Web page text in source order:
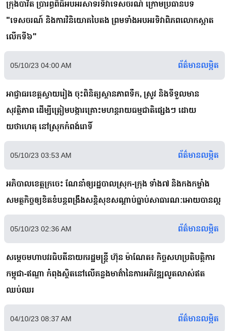
ក្រុងបាវិត ប្រារព្ធពិធីអបអរសាទរទិវាទេសចរណ៍ ក្រោមប្រធានបទ
"ទេសចរណ៍ និងការវិនិយោគបៃតង ព្រមទាំងអបអរទិវាពិភពលោកស្អាត
លើកទី៦"
05/10/23 04:00 AM ព័ត៌មានលម្អិត
អាជ្ញាធរខេត្តស្វាយរៀង ចុះពិនិត្យស្ថានភាពទឹក, ស្រូវ និងទីទួលមាន
សុវត្ថិភាព ដើម្បីត្រៀមបង្ការគ្រោះមហន្តរាយធម្មជាតិផ្សេងៗ ដោយ
យថាហេតុ នៅស្រុកកំពង់រោទិ៍
05/10/23 03:53 AM ព័ត៌មានលម្អិត
អភិបាលខេត្តក្រចេះ ណែនាំឲ្យរដ្ឋបាលស្រុក-ក្រុង ទាំង៧ និងកងកម្លាំង
សមត្ថកិច្ចឲ្យខិតខំបន្តពង្រឹងសន្តិសុខសណ្តាប់ធ្នាប់សាធារណៈអោយបានល្អ
05/10/23 02:36 AM ព័ត៌មានលម្អិត
សម្តេចមហាបវរធិបតីនាយករដ្ឋមន្ត្រី ហ៊ុន ម៉ាណែត៖ កិច្ចសហប្រតិបត្តិការ
កម្ពុជា-ឥណ្ឌា កំពុងស្ថិតនៅលើគន្លងមាគ៌ានៃការអភិវឌ្ឍលូតលាស់ឥត
ឈប់ឈរ
04/10/23 08:37 AM ព័ត៌មានលម្អិត